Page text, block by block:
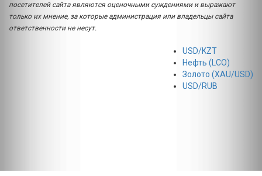
посетителей сайта являются оценочными суждениями и выражают
только их мнение, за которые администрация или владельцы сайта
ответственности не несут.
USD/KZT
Нефть (LCO)
Золото (XAU/USD)
USD/RUB